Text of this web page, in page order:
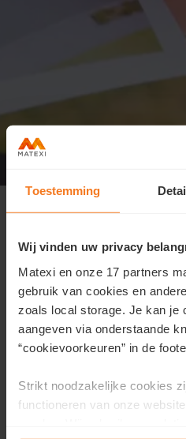
Toestemming
Wij vinden uw privacy
Matexi en onze 17 partners
gebruik van cookies en
zoals local storage. Je kan je
aangeven via onderstaande
“cookievoorkeuren” in de
Strikt noodzakelijke cookies
functioneren van onze
Kijkdag zondag 29
en 13u
We kijken ernaar uit om je
onze Kijkdag zondag 29
verwelkomen je graag
verkoop container.
project te ontdekken.
ontvangen om u te